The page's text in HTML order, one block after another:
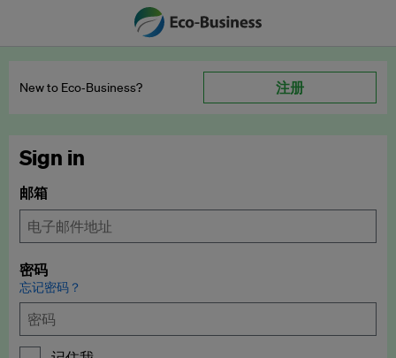
New to Eco‑Business? 注册
Sign in
邮箱
密码
忘记密码？